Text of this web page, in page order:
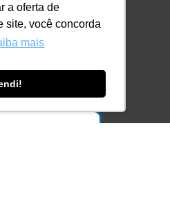
a oferta de
site, você concorda
mais
da Instituição no